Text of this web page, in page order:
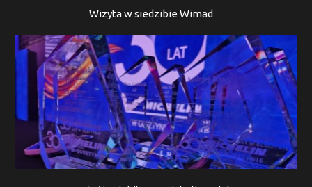
Wizyta w siedzibie Wimad